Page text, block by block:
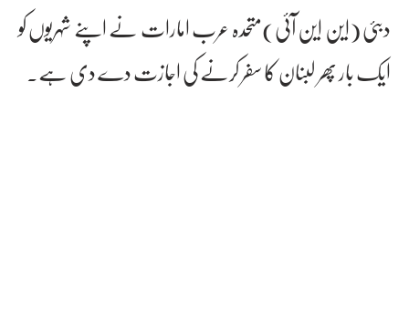
دبئی (این این آئی)متحدہ عرب امارات نے اپنے شہریوں کو
ایک بار پھر لبنان کا سفر کرنے کی اجازت دے دی ہے۔